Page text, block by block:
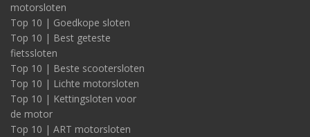
motorsloten
Top 10 | Goedkope sloten
Top 10 | Best geteste
fietssloten
Top 10 | Beste scootersloten
Top 10 | Lichte motorsloten
Top 10 | Kettingsloten voor
de motor
Top 10 | ART motorsloten